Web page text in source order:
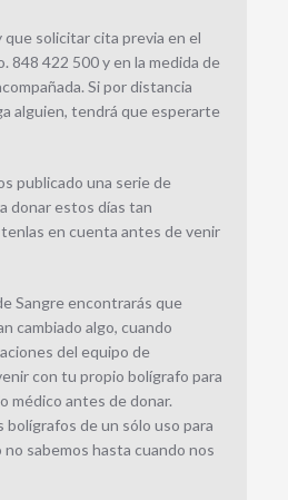
que solicitar cita previa en el
848 422 500 y en la medida de
Si por distancia
alguien, tendrá que esperarte
publicado una serie de
donar estos días tan
en cuenta antes de venir
Sangre encontrarás que
cambiado algo, cuando
del equipo de
con tu propio bolígrafo para
médico antes de donar.
bolígrafos de un sólo uso para
sabemos hasta cuando nos